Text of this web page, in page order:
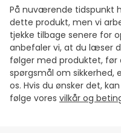
På nuværende tidspunkt
dette produkt, men vi
tjekke tilbage senere for
anbefaler vi, at du læser
følger med produktet, før
spørgsmål om
os. Hvis du ønsker det,
følge vores vilkår og